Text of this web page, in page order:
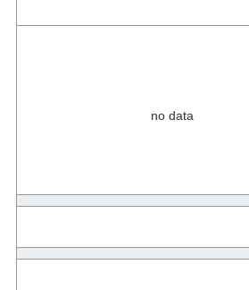
no data